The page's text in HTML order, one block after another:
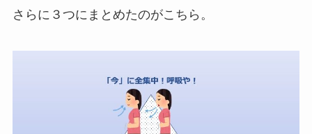
さらに３つにまとめたのがこちら。